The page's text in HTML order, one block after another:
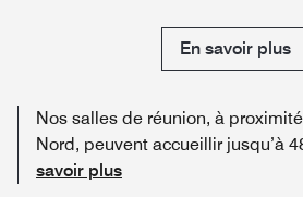
En savoir plus
Nos salles de réunion, à
Nord, peuvent accueillir jusqu’à
savoir plus